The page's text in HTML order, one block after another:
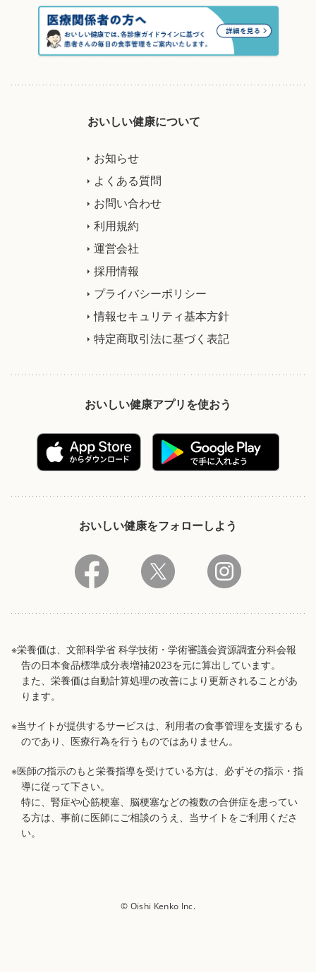
おいしい健康について
お知らせ
よくある質問
お問い合わせ
利用規約
運営会社
採用情報
プライバシーポリシー
情報セキュリティ基本方針
特定商取引法に基づく表記
おいしい健康アプリを使おう
おいしい健康をフォローしよう
※栄養価は、文部科学省 科学技術・学術審議会資源調査分科会報
告の日本食品標準成分表増補2023を元に算出しています。
また、栄養価は自動計算処理の改善により更新されることがあ
ります。
※当サイトが提供するサービスは、利用者の食事管理を支援するも
のであり、医療行為を行うものではありません。
※医師の指示のもと栄養指導を受けている方は、必ずその指示・指
導に従って下さい。
特に、腎症や心筋梗塞、脳梗塞などの複数の合併症を患ってい
る方は、事前に医師にご相談のうえ、当サイトをご利用くださ
い。
© Oishi Kenko Inc.